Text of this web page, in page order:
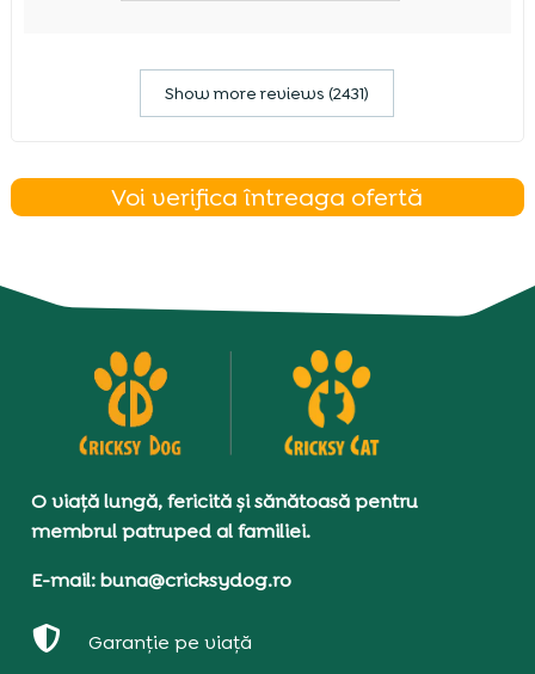
Show more reviews (2431)
Voi verifica întreaga ofertă
O viață lungă, fericită și sănătoasă pentru
membrul patruped al familiei.
E-mail: buna@cricksydog.ro
 Garanție pe viață